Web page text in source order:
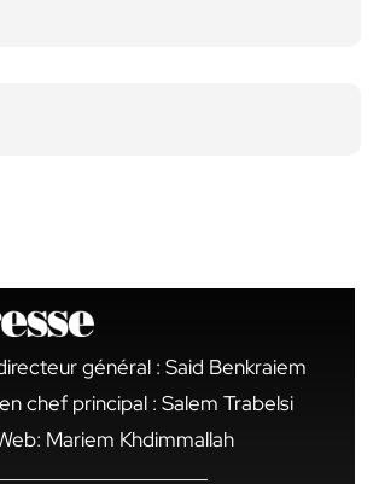
général : Said Benkraiem
chef principal : Salem Trabelsi
Mariem Khdimmallah